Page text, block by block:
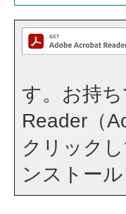
す。お持
Reader（
クリック
ンストー